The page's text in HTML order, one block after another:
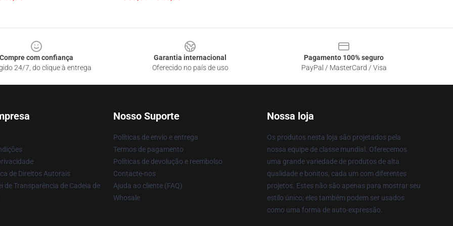
Compre com confiança
24/7, do clique à entrega
Garantia internacional
Oferecido no país de uso
Pagamento 100% seguro
PayPal / MasterCard / Visa
de Direitos Autorais
de Transparência de Cadeia de
Nosso Suporte
Políticas de envio e entrega
Termos de pagamento
Políticas de devolução e reembolso
Contacte-nos
Ajuda ao cliente (FAQ)
Whosale
Nossa loja
Os produtos nesta loja são projetados pela
nossa equipe de classe mundial. Oferecemos
uma grande variedade de produtos de alta
qualidade e bonitos, cada um com diferentes
projetos. Estes não são apenas para mostrar seu
estilo único; eles também podem ser usados
como uma forma de auto-expressão.